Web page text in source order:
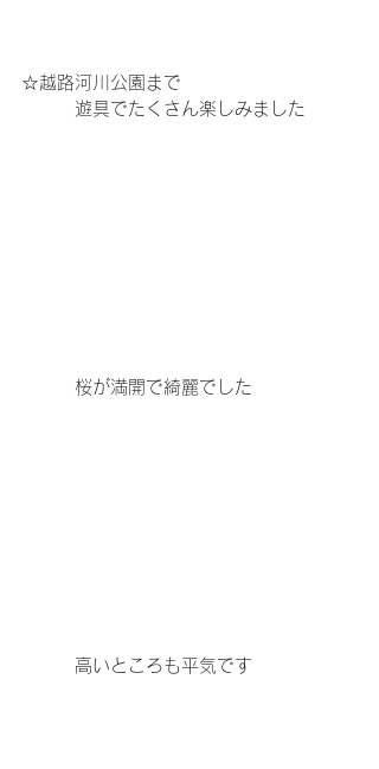
☆越路河川公園まで
遊具でたくさん楽しみました
桜が満開で綺麗でした
高いところも平気です